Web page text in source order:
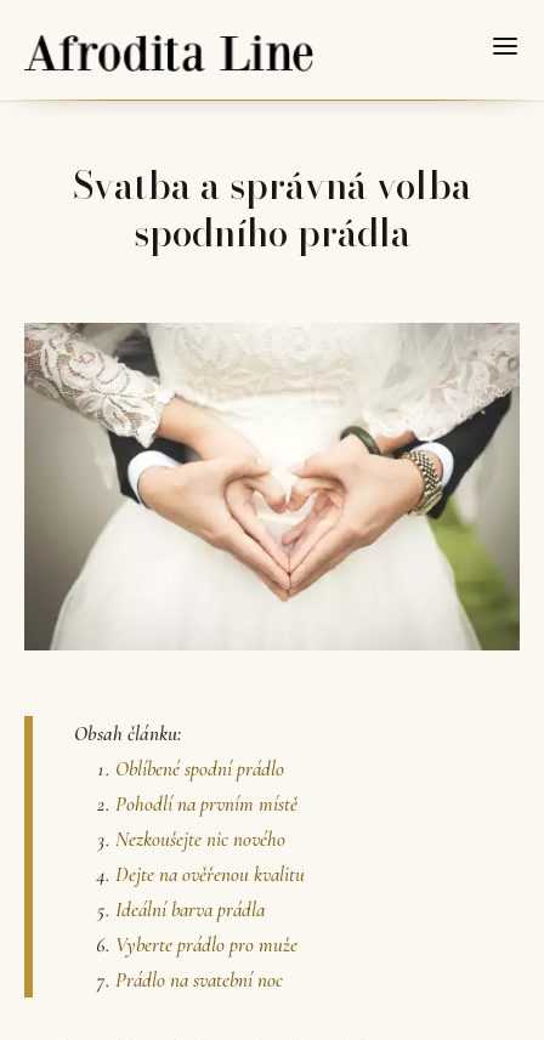
Svatba a správná volba
spodního prádla
Obsah článku:
Oblíbené spodní prádlo
Pohodlí na prvním místě
Nezkoušejte nic nového
Dejte na ověřenou kvalitu
Ideální barva prádla
Vyberte prádlo pro muže
Prádlo na svatební noc